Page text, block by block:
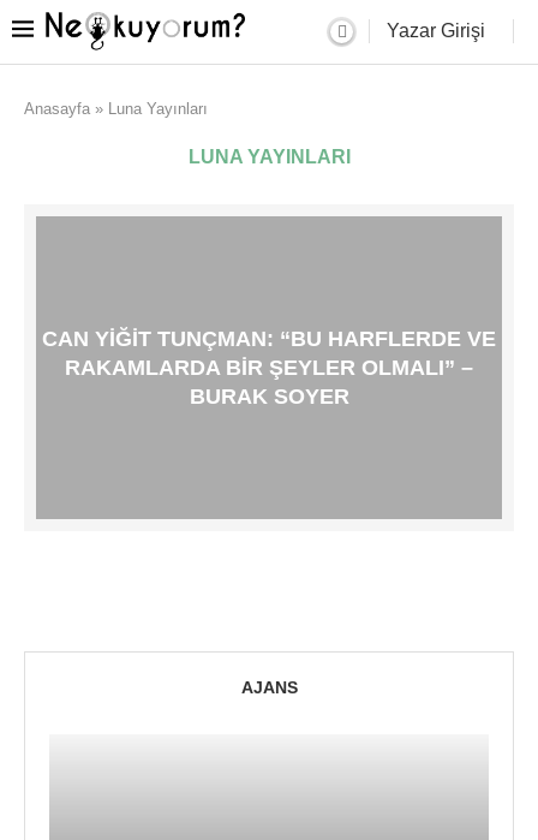
Yazar Girişi
Anasayfa » Luna Yayınları
LUNA YAYINLARI
CAN YIĞIT TUNÇMAN: “BU HARFLERDE VE
RAKAMLARDA BIR ŞEYLER OLMALI” –
BURAK SOYER
AJANS